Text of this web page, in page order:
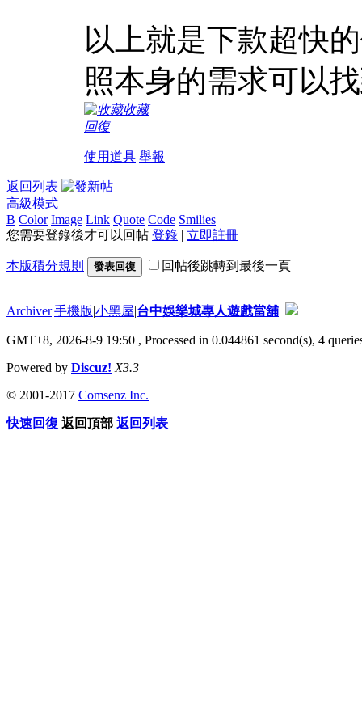
以上就是下款超快
照本身的需求可以
收藏
回復
使用道具 舉報
返回列表
高級模式
B Color Image Link Quote Code Smilies
您需要登錄後才可以回帖 登錄 | 立即註冊
本版積分規則 發表回復 回帖後跳轉到最後一頁
Archiver|手機版|小黑屋|台中娛樂城專人遊戲當舖
GMT+8, 2026-8-9 19:50 , Processed in 0.044861 second(s), 4
Powered by Discuz! X3.3
© 2001-2017 Comsenz Inc.
快速回復 返回頂部 返回列表